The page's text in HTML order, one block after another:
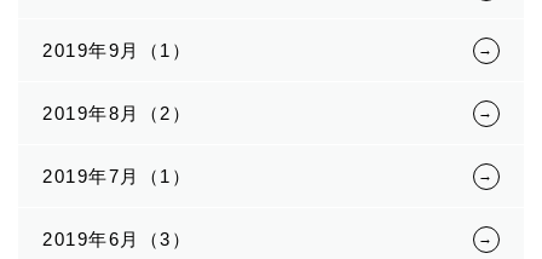
2019年9月（1）
2019年8月（2）
2019年7月（1）
2019年6月（3）